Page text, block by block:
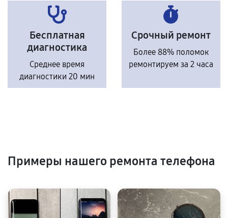
Бесплатная
диагностика
Среднее время
диагностики 20 мин
Срочный ремонт
Более 88% поломок
ремонтируем за 2 часа
Примеры нашего ремонта телефона